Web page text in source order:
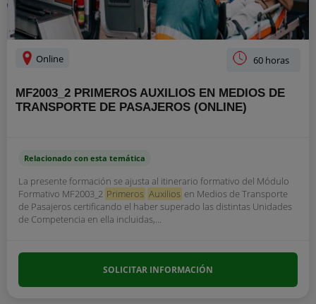
Online 60 horas
MF2003_2 PRIMEROS AUXILIOS EN MEDIOS DE
TRANSPORTE DE PASAJEROS (ONLINE)
Relacionado con esta temática
La presente formación se ajusta al itinerario formativo del Módulo
Formativo MF2003_2 Primeros Auxilios en Medios de Transporte
de Pasajeros certificando el haber superado las distintas Unidades
de Competencia en ella incluidas,...
SOLICITAR INFORMACIÓN